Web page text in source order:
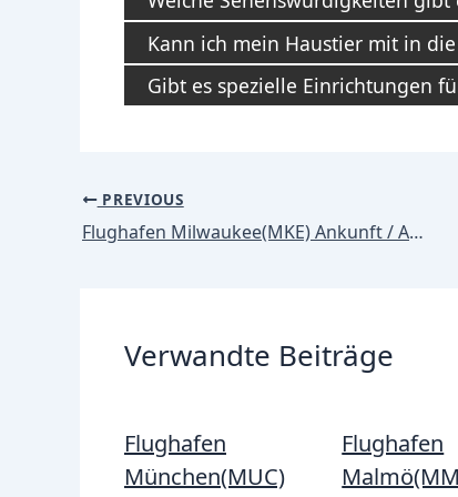
Kann ich mein Haustier mit in
Gibt es spezielle Einrichtungen
Post
navigation
PREVIOUS
Flughafen Milwaukee(MKE) Ankunft / Ankünfte
Verwandte Beiträge
Flughafen
München(MUC)
Flughafen